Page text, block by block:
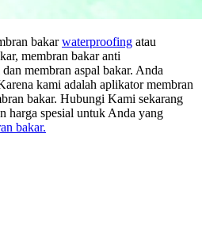
bakarwaterproofing atau
membran bakar anti
membran aspal bakar. Anda
kami adalah aplikator membran
bakar. Hubungi Kami sekarang
harga spesial untuk Anda yang
bakar.